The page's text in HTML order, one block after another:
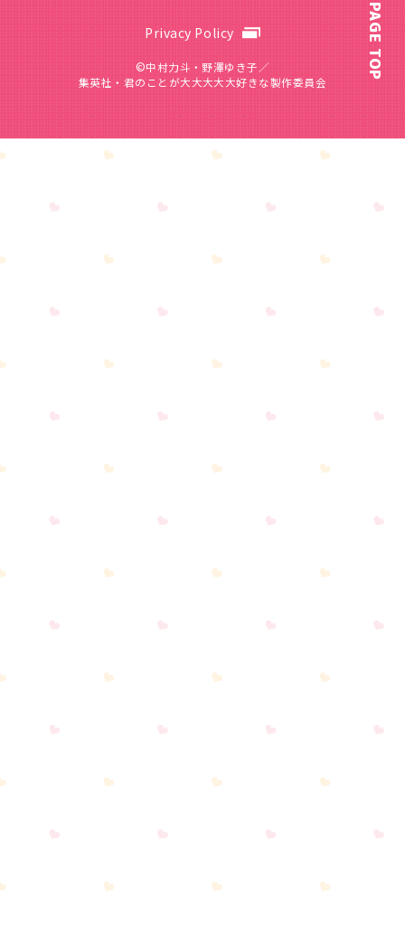
Privacy Policy
©中村力斗・野澤ゆき子／
集英社・君のことが大大大大大好きな製作委員会
PAGE TOP